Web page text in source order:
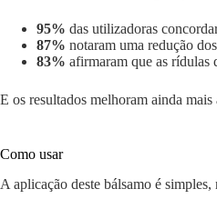
95% das utilizadoras
87% notaram uma redução
83% afirmaram que as rídulas
E os resultados melhoram ainda
Como usar
A aplicação deste bálsamo é